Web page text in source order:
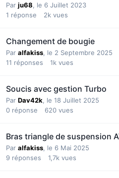
Par ju68, le 6 Juillet 2023
1 réponse 2k vues
Changement de bougie
Par alfakiss, le 2 Septembre 2025
11 réponses 1k vues
Soucis avec gestion Turbo
Par Dav42k, le 18 Juillet 2025
0 réponse 620 vues
Bras triangle de suspension
Par alfakiss, le 6 Mai 2025
9 réponses 1,7k vues